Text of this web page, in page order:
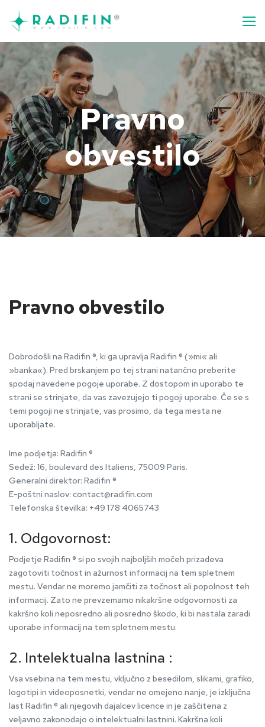
Pravno
obvestilo
Pravno obvestilo
Dobrodošli na Radifin ®, ki ga upravlja Radifin ® (»mi« ali
»banka«). Pred brskanjem po tej strani natančno preberite
spodaj navedene pogoje uporabe. Z dostopom in uporabo te
strani se strinjate, da vas zavezujejo ti pogoji uporabe. Če se s
temi pogoji ne strinjate, vas prosimo, da tega mesta ne
uporabljate.
Ime podjetja: Radifin ®
Sedež: 16, boulevard des Italiens, 75009 Paris.
Generalni direktor: Radifin ®
E-poštni naslov: contact@radifin.com
Telefonska številka: +49 178 4065743
1. Odgovornost:
Podjetje Radifin ® si po svojih najboljših močeh prizadeva
zagotoviti točnost in ažurnost informacij na tem spletnem
mestu. Vendar ne moremo jamčiti za točnost ali popolnost teh
informacij. Zato ne prevzemamo nikakršne odgovornosti za
kakršno koli neposredno ali posredno škodo, ki bi nastala zaradi
uporabe informacij na tem spletnem mestu.
2. Intelektualna lastnina :
Vsa vsebina na tem mestu, vključno z besedilom, slikami, grafiko,
logotipi in videoposnetki, vendar ne omejeno nanje, je izključna
last Radifin ® ali njegovih dajalcev licence in je zaščitena z
veljavno zakonodajo o intelektualni lastnini. Kakršna koli